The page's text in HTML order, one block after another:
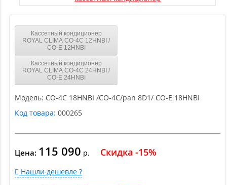
Кассетный кондиционер
ROYAL CLIMA CO-4C 12HNBI /
CO-E 12HNBI
Кассетный кондиционер
ROYAL CLIMA CO-4C 24HNBI /
CO-E 24HNBI
Модель: CO-4C 18HNBI /CO-4C/pan 8D1/ CO-E 18HNBI
Код товара: 000265
Цена: 115 090 р. Скидка -15%
Нашли дешевле ?